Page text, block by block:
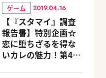
ゲーム 2019.04.16
【『スタマイ』調査
報告書】特別企画☆
恋に堕ちざるを得な
いカレの魅力！第4